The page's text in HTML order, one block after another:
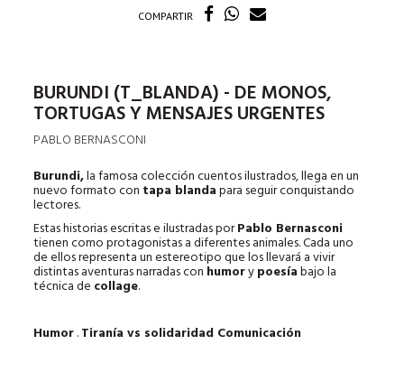
COMPARTIR
BURUNDI (T_BLANDA) - DE MONOS,
TORTUGAS Y MENSAJES URGENTES
PABLO BERNASCONI
Burundi,la famosa colección cuentos ilustrados, llega en un
nuevo formato con tapa blandapara seguir conquistando
lectores.
Estas historias escritas e ilustradas porPablo Bernasconi
tienen como protagonistas a diferentes animales. Cada uno
de ellos representa un estereotipo que los llevará a vivir
distintas aventuras narradas con humorypoesíabajo la
técnica de collage.
Humor.Tiranía vs solidaridad Comunicación